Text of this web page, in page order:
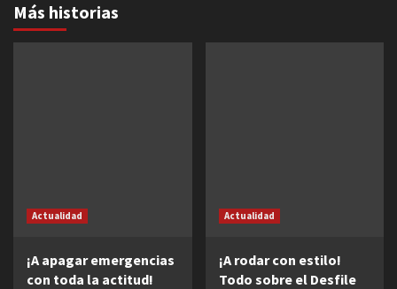
Más historias
Actualidad
¡A apagar emergencias
con toda la actitud!
Actualidad
¡A rodar con estilo!
Todo sobre el Desfile